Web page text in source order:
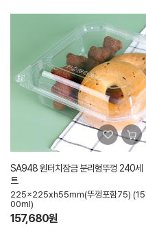
SA948 원터치잠금 분리형뚜껑 240세
트
225x225xh55mm(뚜껑포함75) (15
00ml)
157,680원